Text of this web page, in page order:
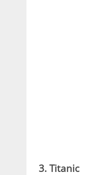
3. Titanic